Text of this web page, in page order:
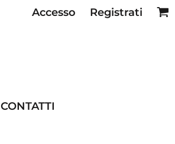
Accesso Registrati
CONTATTI